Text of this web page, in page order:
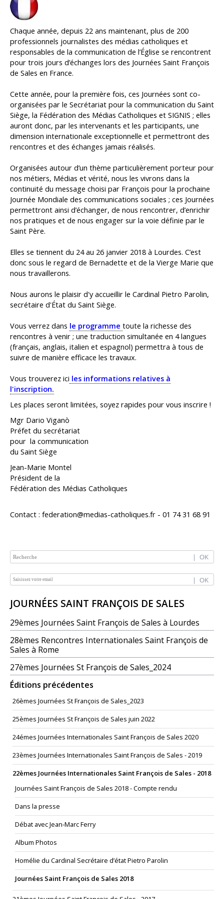
NAVIGATION
JOURNÉES SAINT FRANÇOIS DE SALES
29èmes Journées Saint François de Sales à Lourdes
28èmes Rencontres Internationales Saint François de
Sales à Rome
27èmes Journées St François de Sales_2024
Éditions précédentes
26èmes Journées St François de Sales_2023
25èmes Journées St François de Sales juin 2022
24émes Journées Internationales Saint François de Sales 2020
23èmes Journées Internationales Saint François de Sales - 2019
22èmes Journées Internationales Saint François de Sales - 2018
Journées Saint François de Sales 2018 - Compte rendu
Dans la presse
Débat avec Jean-Marc Ferry
Album Photos
Homélie du Cardinal Secrétaire d’état Pietro Parolin
Journées Saint François de Sales 2018
Chaque année, depuis 22 ans maintenant, plus de 200
professionnels journalistes des médias catholiques et
responsables de la communication de l’Église se rencontrent
pour trois jours d’échanges lors des Journées Saint François
de Sales en France.
Cette année, pour la première fois, ces Journées sont co-
organisées par le Secrétariat pour la communication du Saint
Siège, la Fédération des Médias Catholiques et SIGNIS ; elles
auront donc, par les intervenants et les participants, une
dimension internationale exceptionnelle et permettront des
rencontres et des échanges jamais réalisés.
Organisées autour d’un thème particulièrement porteur pour
nos métiers, Médias et vérité, nous les vivrons dans la
continuité du message choisi par François pour la prochaine
Journée Mondiale des communications sociales ; ces Journées
permettront ainsi d’échanger, de nous rencontrer, d’enrichir
nos pratiques et de nous engager sur la voie définie par le
Saint Père.
Elles se tiennent du 24 au 26 janvier 2018 à Lourdes. C’est
donc sous le regard de Bernadette et de la Vierge Marie que
nous travaillerons.
Nous aurons le plaisir d'y accueillir le Cardinal Pietro Parolin,
secrétaire d'État du Saint Siège.
Vous verrez dans le programme toute la richesse des
rencontres à venir ; une traduction simultanée en 4 langues
(français, anglais, italien et espagnol) permettra à tous de
suivre de manière efficace les travaux.
Vous trouverez ici les informations relatives à
l'inscription.
Les places seront limitées, soyez rapides pour vous inscrire !
Mgr Dario Viganò
Préfet du secrétariat
pour la communication
du Saint Siège
Jean-Marie Montel
Président de la
Fédération des Médias Catholiques
Contact : federation@medias-catholiques.fr - 01 74 31 68 91